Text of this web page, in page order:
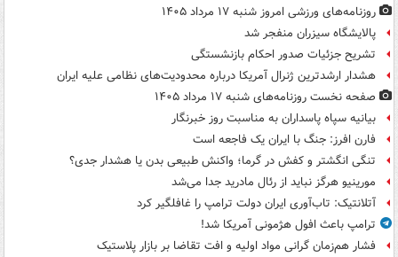
روزنامه‌های ورزشی امروز ‌شنبه ۱۷ مرداد ۱۴۰۵
پالایشگاه سیزران منفجر شد
تشریح جزئیات صدور احکام بازنشستگی
هشدار ارشدترین ژنرال آمریکا درباره محدودیت‌های نظامی علیه ایران
صفحه نخست روزنامه‌های شنبه ۱۷ مرداد ۱۴۰۵
بیانیه سپاه پاسداران به مناسبت روز خبرنگار
فارن افرز: جنگ با ایران یک فاجعه است
تنگی انگشتر و کفش در گرما؛ واکنش طبیعی بدن یا هشدار جدی؟
مورینیو هرگز نباید از رئال مادرید جدا می‌شد
آتلانتیک: تاب‌آوری ایران دولت ترامپ را غافلگیر کرد
ترامپ باعث افول هژمونی آمریکا شد!
فشار هم‌زمان گرانی مواد اولیه و افت تقاضا بر بازار پلاستیک